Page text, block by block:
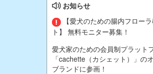
お知らせ
【愛犬のための腸内フロー
ト】 無料モニター募集！
愛犬家のための会員制プラット
「cachette（カシェット）」の
ブランドに参画！